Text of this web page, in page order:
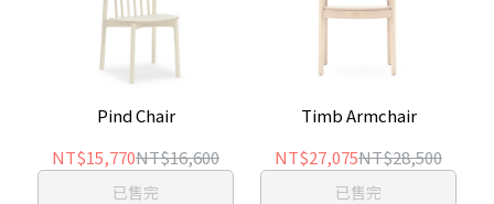
Pind Chair
NT$15,770NT$16,600
已售完
Timb Armchair
NT$27,075NT$28,500
已售完